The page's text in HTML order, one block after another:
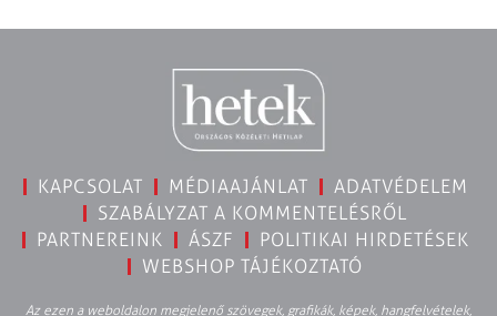
KAPCSOLAT MÉDIAAJÁNLAT
ADATVÉDELEM
SZABÁLYZAT A KOMMENTELÉSRŐL
PARTNEREINK
ÁSZF
POLITIKAI HIRDETÉSEK
WEBSHOP TÁJÉKOZTATÓ
Az ezen a weboldalon megjelenő szövegek, grafikák, képek, hangfelvételek,